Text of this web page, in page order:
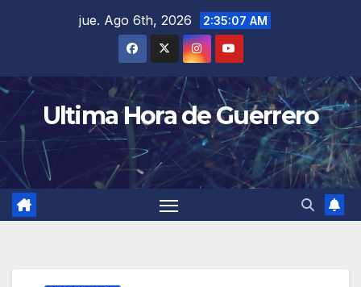
jue. Ago 6th, 2026 2:35:07 AM
Ultima Hora de Guerrero